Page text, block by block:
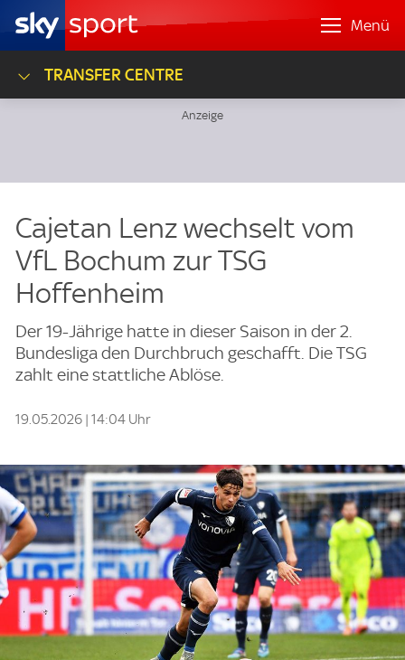
Menü
TRANSFER CENTRE
Cajetan Lenz wechselt vom
VfL Bochum zur TSG
Hoffenheim
Der 19-Jährige hatte in dieser Saison in der 2.
Bundesliga den Durchbruch geschafft. Die TSG
zahlt eine stattliche Ablöse.
19.05.2026 | 14:04 Uhr